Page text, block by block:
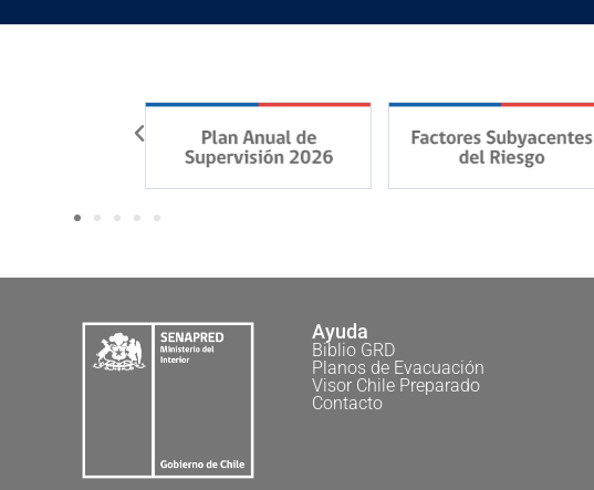
Ayuda
Biblio GRD
Planos de Evacuación
Visor Chile Preparado
Contacto